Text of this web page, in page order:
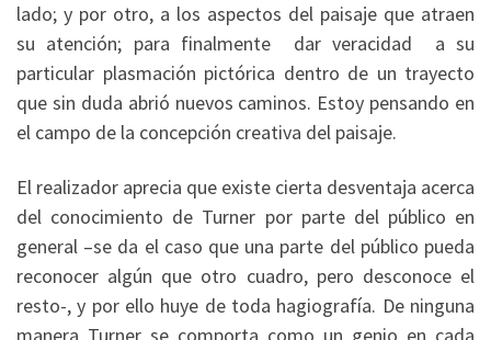
lado; y por otro, a los aspectos del paisaje que atraen
su atención; para finalmente dar veracidad a su
particular plasmación pictórica dentro de un trayecto
que sin duda abrió nuevos caminos. Estoy pensando en
el campo de la concepción creativa del paisaje.
El realizador aprecia que existe cierta desventaja acerca
del conocimiento de Turner por parte del público en
general –se da el caso que una parte del público pueda
reconocer algún que otro cuadro, pero desconoce el
resto-, y por ello huye de toda hagiografía. De ninguna
manera Turner se comporta como un genio en cada